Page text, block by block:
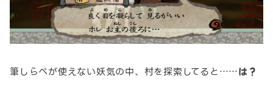
筆しらべが使えない妖気の中、村を探索してると……は？